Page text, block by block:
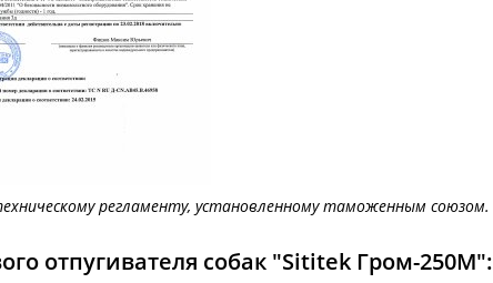
регламенту, установленному таможенным союзом.
отпугивателя собак "Sititek Гром-250М":